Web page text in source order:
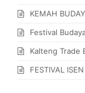
KEMAH
Festival
Kalteng Trade
FESTIVAL